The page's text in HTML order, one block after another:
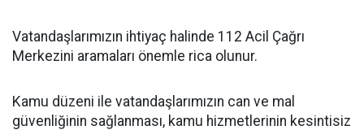
Vatandaşlarımızın ihtiyaç halinde 112 Acil Çağrı
Merkezini aramaları önemle rica olunur.
Kamu düzeni ile vatandaşlarımızın can ve mal
güvenliğinin sağlanması, kamu hizmetlerinin kesintisiz